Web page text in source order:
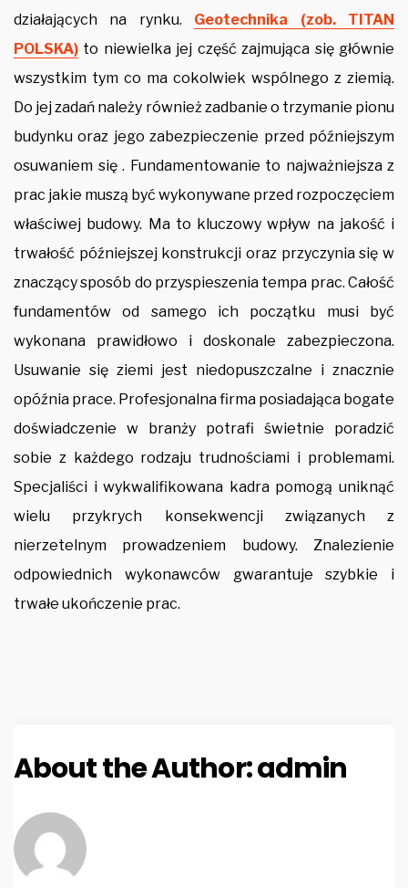
działających na rynku. Geotechnika (zob. TITAN
POLSKA) to niewielka jej część zajmująca się głównie
wszystkim tym co ma cokolwiek wspólnego z ziemią.
Do jej zadań należy również zadbanie o trzymanie pionu
budynku oraz jego zabezpieczenie przed późniejszym
osuwaniem się . Fundamentowanie to najważniejsza z
prac jakie muszą być wykonywane przed rozpoczęciem
właściwej budowy. Ma to kluczowy wpływ na jakość i
trwałość późniejszej konstrukcji oraz przyczynia się w
znaczący sposób do przyspieszenia tempa prac. Całość
fundamentów od samego ich początku musi być
wykonana prawidłowo i doskonale zabezpieczona.
Usuwanie się ziemi jest niedopuszczalne i znacznie
opóźnia prace. Profesjonalna firma posiadająca bogate
doświadczenie w branży potrafi świetnie poradzić
sobie z każdego rodzaju trudnościami i problemami.
Specjaliści i wykwalifikowana kadra pomogą uniknąć
wielu przykrych konsekwencji związanych z
nierzetelnym prowadzeniem budowy. Znalezienie
odpowiednich wykonawców gwarantuje szybkie i
trwałe ukończenie prac.
About the Author:admin